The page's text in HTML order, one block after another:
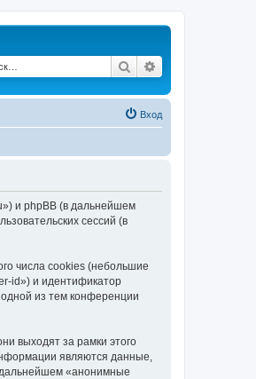
Поиск
Вход
и phpBB (в дальнейшем
сессий (в
числа cookies (небольшие
id») и идентификатор
из тем конференции
выходят за рамки этого
являются данные,
«анонимные